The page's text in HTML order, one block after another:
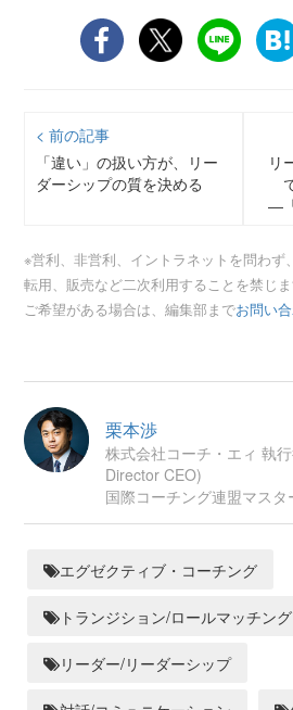
< 前の記事
「違い」の扱い方が、リー
ダーシップの質を決める
リ
―
※営利、非営利、イントラネットを問わず
転用、販売など二次利用することを禁じ
ご希望がある場合は、編集部までお問い
栗本渉
株式会社コーチ・エィ 執
Director CEO)
国際コーチング連盟マスタ
エグゼクティブ・コーチング
トランジション/ロールマッチング
リーダー/リーダーシップ